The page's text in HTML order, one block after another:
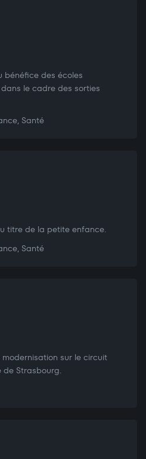
bénéfice des écoles
le cadre des sorties
Santé
titre de la petite enfance.
Santé
sur le circuit
Strasbourg.